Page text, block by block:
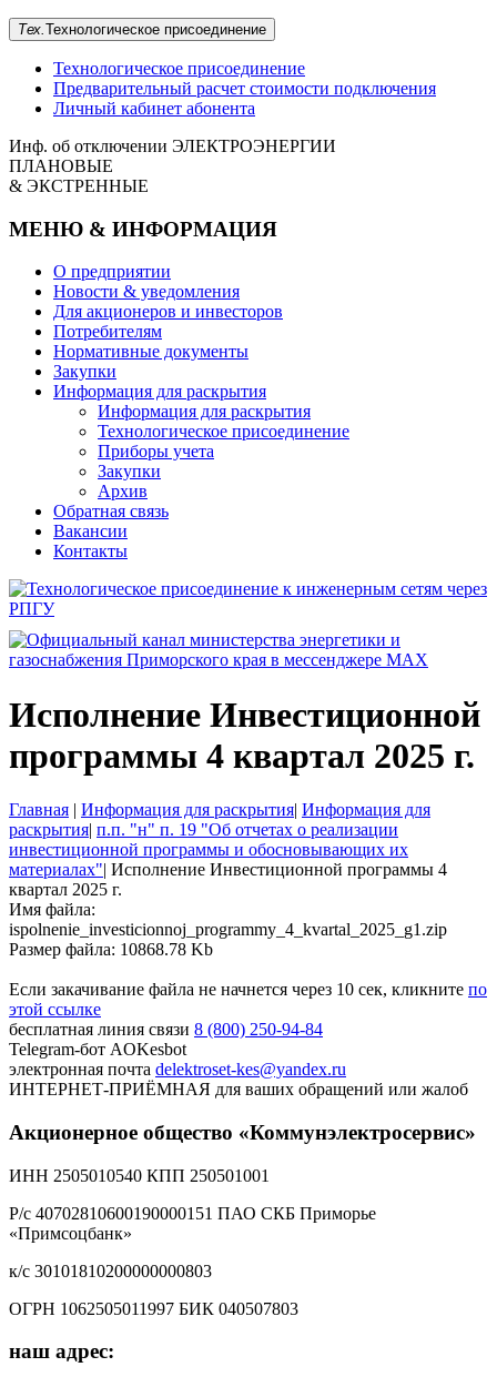
Тех.Технологическое присоединение
Технологическое присоединение
Предварительный расчет стоимости подключения
Личный кабинет абонента
Инф. об отключении ЭЛЕКТРОЭНЕРГИИ
ПЛАНОВЫЕ
& ЭКСТРЕННЫЕ
МЕНЮ & ИНФОРМАЦИЯ
О предприятии
Новости & уведомления
Для акционеров и инвесторов
Потребителям
Нормативные документы
Закупки
Информация для раскрытия
Информация для раскрытия
Технологическое присоединение
Приборы учета
Закупки
Архив
Обратная связь
Вакансии
Контакты
Исполнение Инвестиционной
программы 4 квартал 2025 г.
Главная | Информация для раскрытия| Информация для
раскрытия| п.п. "н" п. 19 "Об отчетах о реализации
инвестиционной программы и обосновывающих их
материалах"| Исполнение Инвестиционной программы 4
квартал 2025 г.
Имя файла:
ispolnenie_investicionnoj_programmy_4_kvartal_2025_g1.zip
Размер файла: 10868.78 Kb
Если закачивание файла не начнется через 10 сек, кликните по
этой ссылке
бесплатная линия связи 8 (800) 250-94-84
Telegram-бот AOKesbot
электронная почта delektroset-kes@yandex.ru
ИНТЕРНЕТ-ПРИЁМНАЯ для ваших обращений или жалоб
Акционерное общество «Коммунэлектросервис»
ИНН 2505010540 КПП 250501001
Р/с 40702810600190000151 ПАО СКБ Приморье
«Примсоцбанк»
к/с 30101810200000000803
ОГРН 1062505011997 БИК 040507803
наш адрес: